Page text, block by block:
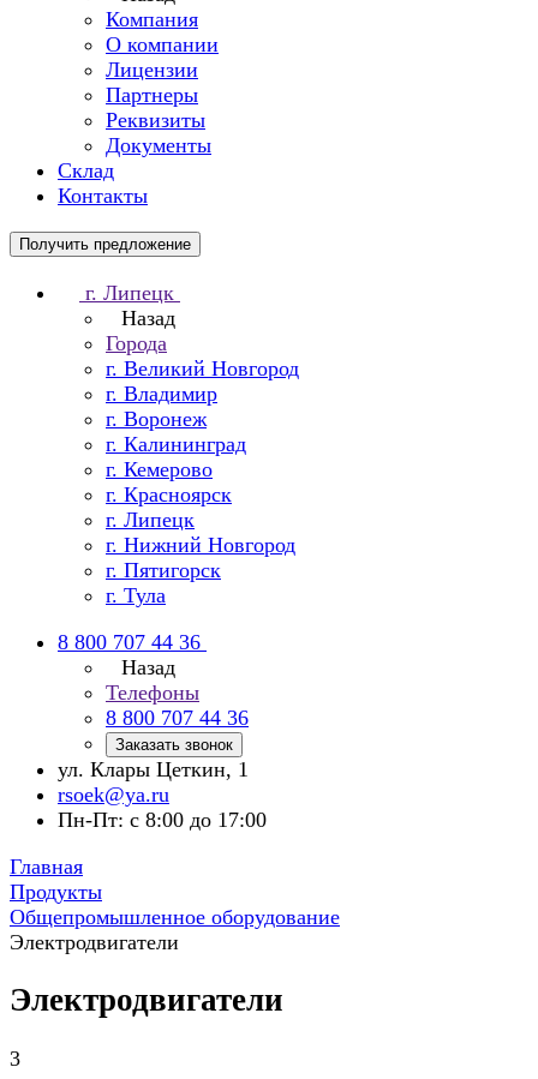
Компания
О компании
Лицензии
Партнеры
Реквизиты
Документы
Склад
Контакты
Получить предложение
г. Липецк
Назад
Города
г. Великий Новгород
г. Владимир
г. Воронеж
г. Калининград
г. Кемерово
г. Красноярск
г. Липецк
г. Нижний Новгород
г. Пятигорск
г. Тула
8 800 707 44 36
Назад
Телефоны
8 800 707 44 36
Заказать звонок
ул. Клары Цеткин, 1
rsoek@ya.ru
Пн-Пт: с 8:00 до 17:00
Главная
Продукты
Общепромышленное оборудование
Электродвигатели
Электродвигатели
3